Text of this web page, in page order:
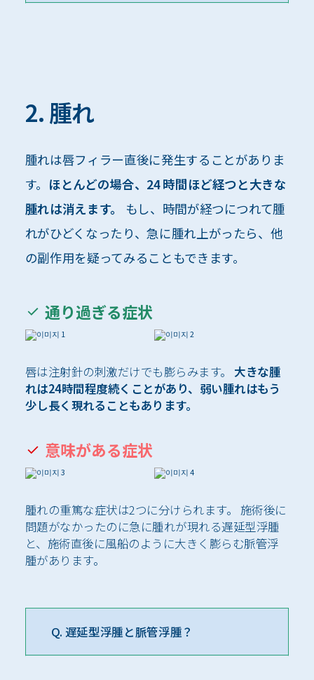
2. 腫れ
腫れは唇フィラー直後に発生することがありま
す。 ほとんどの場合、24 時間ほど経つと大きな
腫れは消えます。
もし、時間が経つにつれて腫
れがひどくなったり、急に腫れ上がったら、他
の副作用を疑ってみることもできます。
通り過ぎる症状
唇は注射針の刺激だけでも膨らみます。 大きな腫
れは24時間程度続くことがあり、弱い腫れはもう
少し長く現れることもあります。
意味がある症状
腫れの重篤な症状は2つに分けられます。 施術後に
問題がなかったのに急に腫れが現れる遅延型浮腫
と、施術直後に風船のように大きく膨らむ脈管浮
腫があります。
Q. 遅延型浮腫と脈管浮腫？